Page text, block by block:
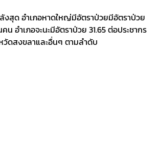
งสุด อำเภอหาดใหญ่มีอัตราป่วยมีอัตราป่วย
อำเภอจะนะมีอัตราป่วย 31.65 ต่อประชากร
วัดสงขลาและอื่นๆ ตามลำดับ